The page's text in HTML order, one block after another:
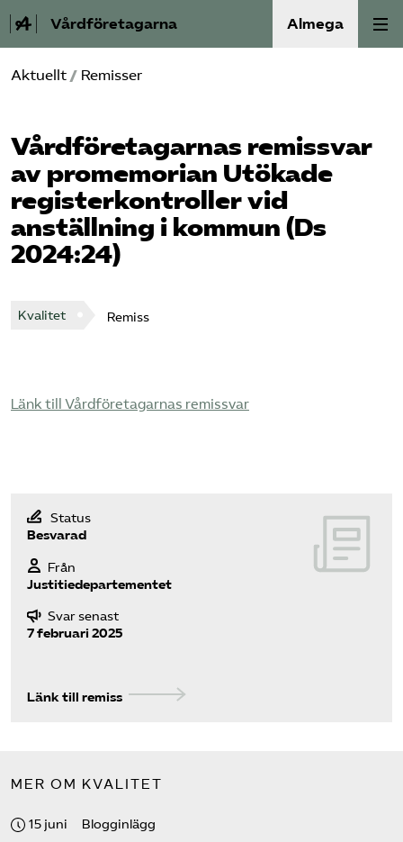
Vårdföretagarna Almega
Välfärdskriminalitet
Valmanifest
Medlemskap
Aktiviteter
Om oss
Privat Vårdfakta
Bli medlem
Logga in på Arbetsgivarguiden
In English
Aktuellt / Remisser
Vård­företagarnas remissvar
av promemorian Utökade
registerkontroller vid
anställning i kommun (Ds
2024:24)
Kvalitet Remiss
Länk till Vårdföretagarnas remissvar
Status
Besvarad
Från
Justitiedepartementet
Svar senast
7 februari 2025
Länk till remiss
MER OM KVALITET
15 juni Blogginlägg